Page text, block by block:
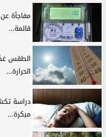
مفاجأة
قائمة...
الحرارة...
دراسة
مبكرة...